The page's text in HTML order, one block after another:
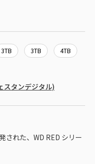
3TB 3TB 4TB
タンデジタル)
された、WD RED シリー